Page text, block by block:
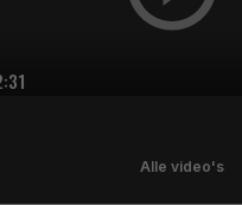
Alle video's